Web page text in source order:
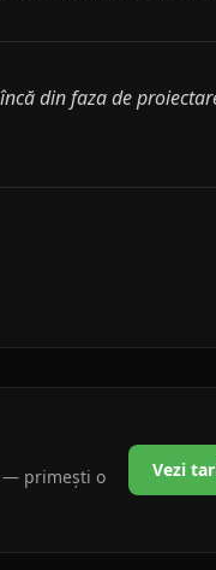
din faza de
— primești o
Vezi